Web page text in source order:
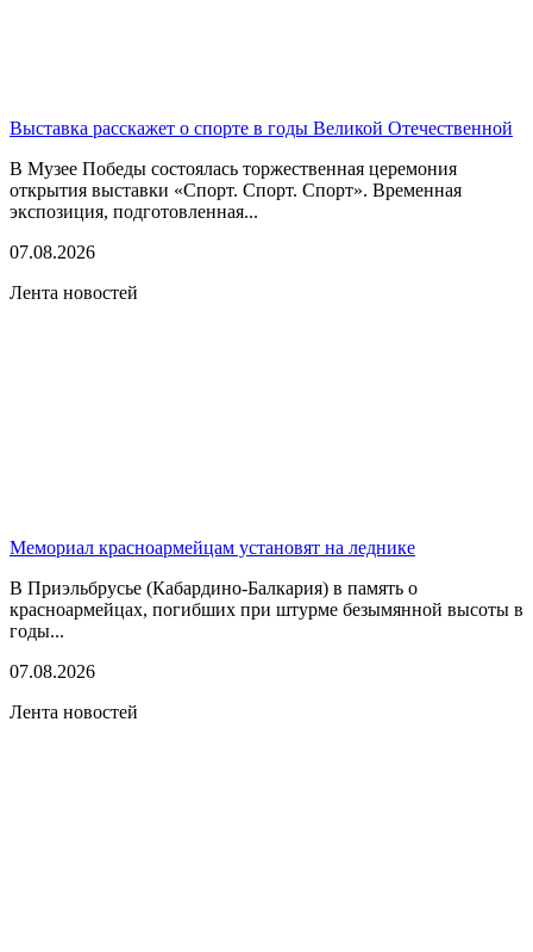
Выставка расскажет о спорте в годы Великой Отечественной
В Музее Победы состоялась торжественная церемония
открытия выставки «Спорт. Спорт. Спорт». Временная
экспозиция, подготовленная...
07.08.2026
Лента новостей
Мемориал красноармейцам установят на леднике
В Приэльбрусье (Кабардино-Балкария) в память о
красноармейцах, погибших при штурме безымянной высоты в
годы...
07.08.2026
Лента новостей